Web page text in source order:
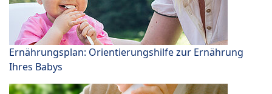
Ernährungsplan: Orientierungshilfe zur Ernährung
Ihres Babys